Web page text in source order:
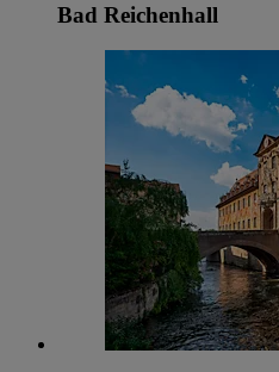
Bad Reichenhall